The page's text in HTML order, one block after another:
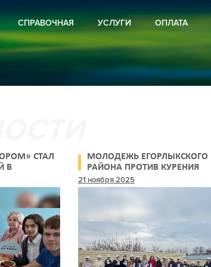
РОССИИ
И ОБЪЯВЛЕНИЯ
ПРОЗА
СПРАВОЧНАЯ
УСЛУГИ
РЕКЛАМА
ОПЛАТА
СТАЛ
В
МОЛОДЕЖЬ ЕГОРЛЫКСКОГО
РАЙОНА ПРОТИВ КУРЕНИЯ
21 ноября 2025